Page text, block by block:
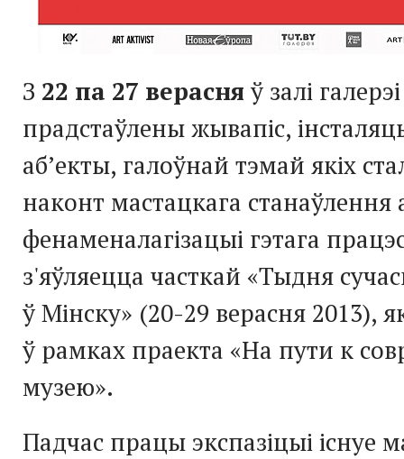
З 22 па 27 верасня ў залі
прадстаўлены жывапіс,
аб’екты, галоўнай тэмай якіх
наконт мастацкага станаўлення
фенаменалагізацыі гэтага
з'яўляецца часткай «Тыдня
ў Мінску» (20-29 верасня 2013),
ў рамках праекта «На пути к
музею».
Падчас працы экспазіцыі існуе